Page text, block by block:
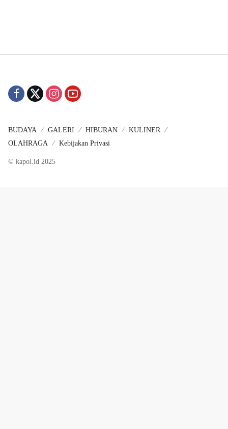
BUDAYA GALERI HIBURAN
KULINER
OLAHRAGA
Kebijakan Privasi
© kapol.id 2025